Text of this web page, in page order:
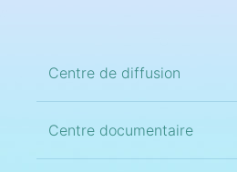
Centre de diffusion
Centre documentaire